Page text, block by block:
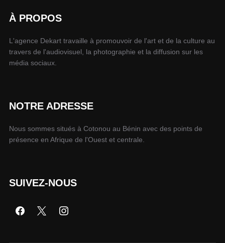
À PROPOS
L'agence Dekart travaille à promouvoir de l'art et de la culture au
travers de l'audiovisuel, la photographie et la diffusion sur les
média sociaux.
NOTRE ADRESSE
Nous sommes situés à Cotonou au Bénin avec des points de
présence en Afrique de l'Ouest et centrale.
SUIVEZ-NOUS